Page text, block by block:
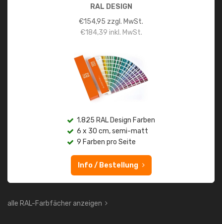
RAL DESIGN
€154,95 zzgl. MwSt.
€184,39 inkl. MwSt.
1.825 RAL Design Farben
6 x 30 cm, semi-matt
9 Farben pro Seite
Info / Bestellung
alle RAL-Farbfächer anzeigen